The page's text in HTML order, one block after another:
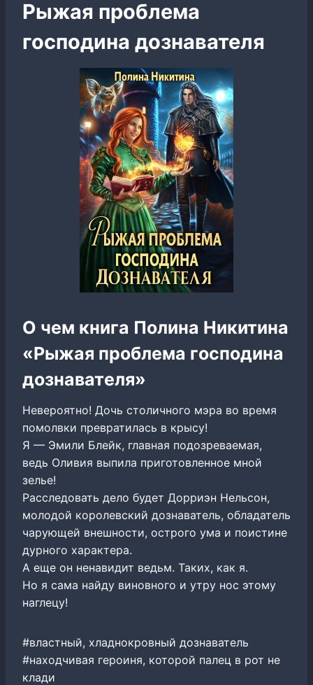
Рыжая проблема
господина дознавателя
О чем книга Полина Никитина
«Рыжая проблема господина
дознавателя»
Невероятно! Дочь столичного мэра во время
помолвки превратилась в крысу!
Я — Эмили Блейк, главная подозреваемая,
ведь Оливия выпила приготовленное мной
зелье!
Расследовать дело будет Дорриэн Нельсон,
молодой королевский дознаватель, обладатель
чарующей внешности, острого ума и поистине
дурного характера.
А еще он ненавидит ведьм. Таких, как я.
Но я сама найду виновного и утру нос этому
наглецу!
#властный, хладнокровный дознаватель
#находчивая героиня, которой палец в рот не
клади